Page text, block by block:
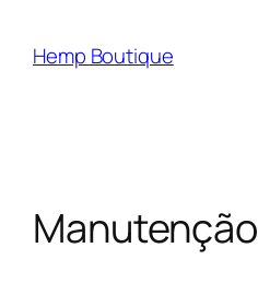
Hemp Boutique
Manutenção